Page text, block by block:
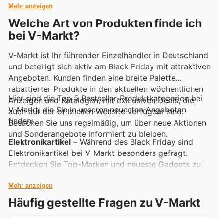
wöchentlichen Prospekten, digitalen Katalogen und
Online-Flyern, oft verbunden mit attraktiven
Sonderaktionen.
Aktionen auf dem Laufenden zu halten.
Mehr anzeigen
Welche Art von Produkten finde ich
bei V-Markt?
V-Markt ist Ihr führender Einzelhändler in Deutschland
und beteiligt sich aktiv am Black Friday mit attraktiven
Angeboten. Kunden finden eine breite Palette
rabattierter Produkte in den aktuellen wöchentlichen
Anzeigen und Katalogen, mit exklusiven Deals, die
auch auf der offiziellen Website verfügbar sind.
Besuchen Sie uns regelmäßig, um über neue Aktionen
und Sonderangebote informiert zu bleiben.
Hier sind die Top 5 Bestseller-Produktkategorien bei
V-Markt, die Sie in unseren neuesten Angeboten
finden:
Elektronikartikel – Während des Black Friday sind
Elektronikartikel bei V-Markt besonders gefragt.
Entdecken Sie Top-Marken und neueste Gadgets zu
Technikwünsche erfüllen. Diese Highlights sind
prominent in den V-Markt wöchentlichen Anzeigen
und auf der Website zu finden.
Mehr anzeigen
Häufig gestellte Fragen zu V-Markt